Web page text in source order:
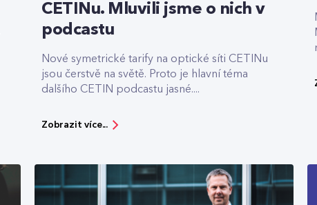
CETINu. Mluvili jsme o nich v
podcastu
Nové symetrické tarify na optické síti CETINu
jsou čerstvě na světě. Proto je hlavní téma
dalšího CETIN podcastu jasné....
Zobrazit více...